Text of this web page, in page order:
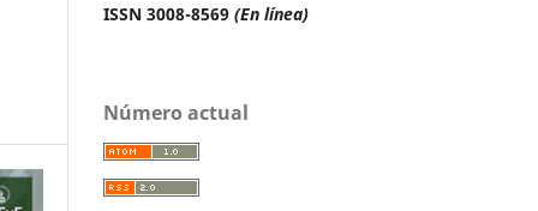
ISSN 3008-8569 (En línea)
Número actual